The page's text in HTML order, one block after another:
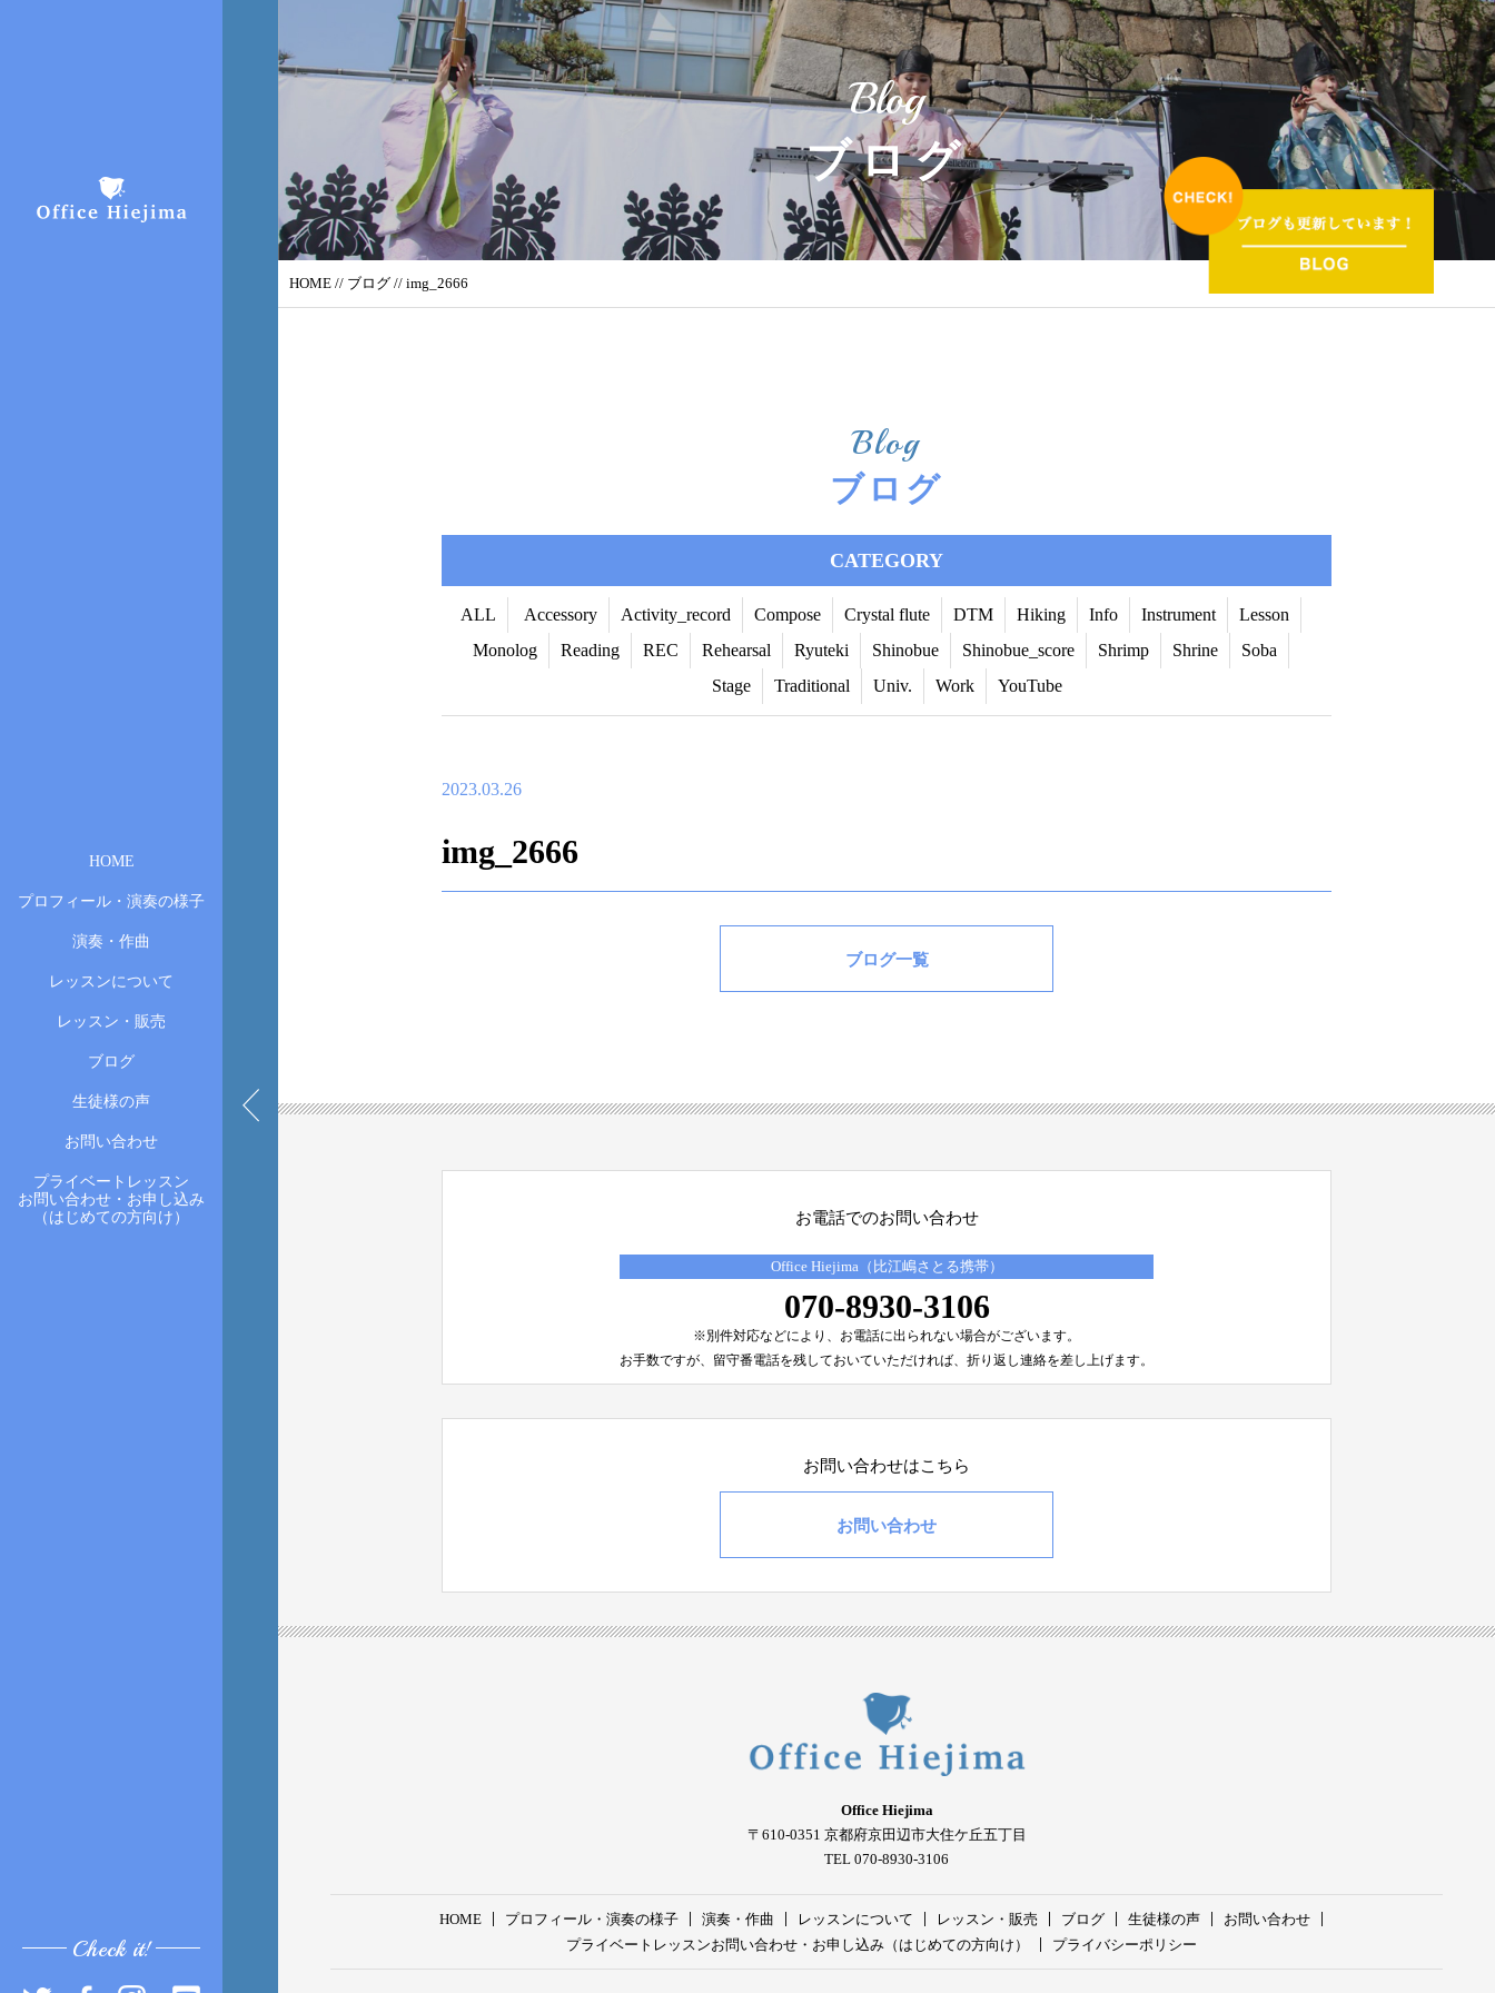
HOME
プロフィール・演奏の様子
演奏・作曲
レッスンについて
レッスン・販売
ブログ
生徒様の声
お問い合わせ
プライベートレッスン
お問い合わせ・お申し込み
（はじめての方向け）
Check it!
Blog
ブログ
HOME // ブログ // img_2666
Blog
ブログ
CATEGORY
ALL Accessory Activity_record Compose Crystal flute DTM Hiking Info Instrument
Lesson
Monolog
Reading REC Rehearsal Ryuteki Shinobue Shinobue_score Shrimp Shrine
Soba
Stage
Traditional Univ. Work YouTube
2023.03.26
img_2666
ブログ一覧
お電話でのお問い合わせ
Office Hiejima（比江嶋さとる携帯）
070-8930-3106
※別件対応などにより、 お電話に出られない場合がございます。
お手数ですが、留守番電話を残しておいていただければ、 折り返し連絡を差し上げます。
お問い合わせはこちら
お問い合わせ
Office Hiejima
〒610-0351 京都府京田辺市大住ケ丘五丁目
TEL 070-8930-3106
HOME プロフィール・演奏の様子 演奏・作曲 レッスンについて レッスン・販売 ブログ 生徒様の声
お問い合わせ
プライベートレッスンお問い合わせ・お申し込み（はじめての方向け）
プライバシーポリシー